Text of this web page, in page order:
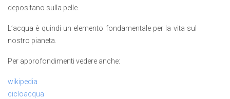
depositano sulla pelle.
L’acqua è quindi un elemento fondamentale per la vita sul
nostro pianeta.
Per approfondimenti vedere anche:
wikipedia
cicloacqua